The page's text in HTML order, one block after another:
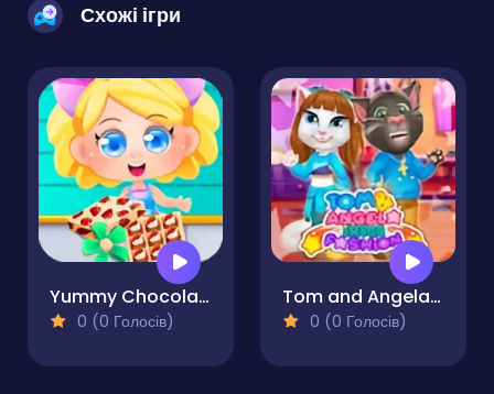
Схожі ігри
Yummy Chocolate Factory
0 (0 Голосів)
Tom and Angela Insta Fashion
0 (0 Голосів)